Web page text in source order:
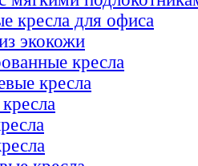
кресла для офиса
экокожи
кресла
кресла